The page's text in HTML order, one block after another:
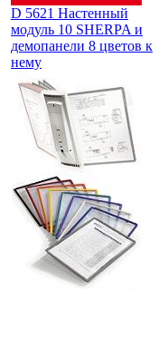
D 5621 Настенный
модуль 10 SHERPA и
демопанели 8 цветов к
нему